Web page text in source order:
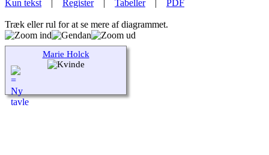
Kun tekst | Register| Tabeller| PDF
Træk eller rul for at se mere af diagrammet.
Marie Holck